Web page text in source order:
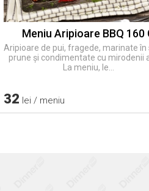
Meniu Aripioare BBQ 160
Aripioare de pui, fragede, marinate în
prune și condimentate cu mirodenii
La meniu, le...
32 lei / meniu